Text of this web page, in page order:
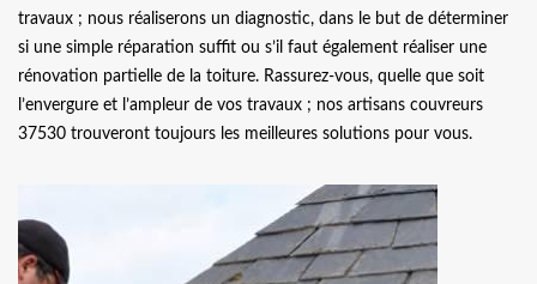
travaux ; nous réaliserons un diagnostic, dans le but de déterminer
si une simple réparation suffit ou s’il faut également réaliser une
rénovation partielle de la toiture. Rassurez-vous, quelle que soit
l’envergure et l’ampleur de vos travaux ; nos artisans couvreurs
37530 trouveront toujours les meilleures solutions pour vous.